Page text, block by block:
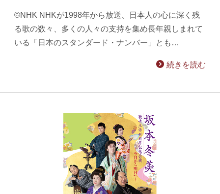
©NHK NHKが1998年から放送、日本人の心に深く残
る歌の数々、多くの人々の支持を集め長年親しまれて
いる「日本のスタンダード・ナンバー」とも…
続きを読む